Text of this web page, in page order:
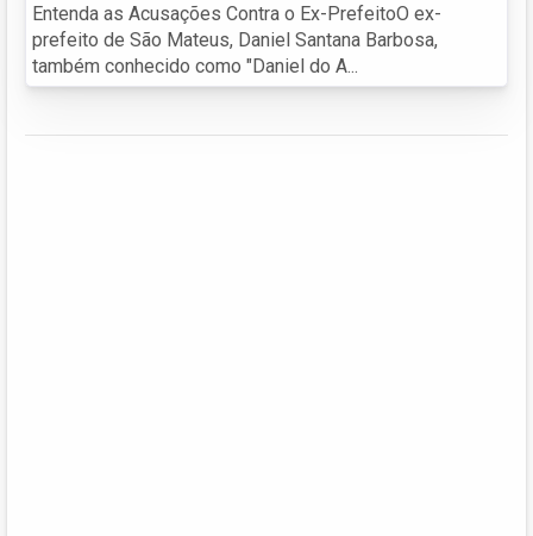
Entenda as Acusações Contra o Ex-PrefeitoO ex-
prefeito de São Mateus, Daniel Santana Barbosa,
também conhecido como "Daniel do A...